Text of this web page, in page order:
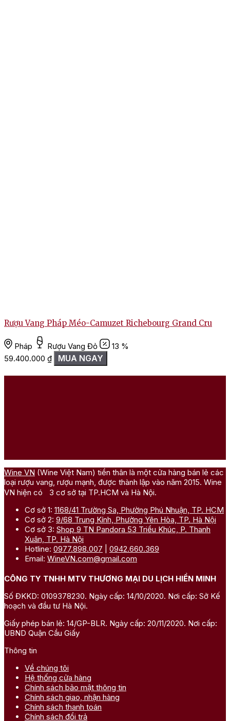
Rượu Vang Pháp Méo-Camuzet Richebourg Grand Cru
Pháp Rượu Vang Đỏ
13 %
59.400.000 ₫ MUA NGAY
Wine VN (Wine Việt Nam) tiền thân là một cửa hàng bán lẻ các
loại rượu vang, rượu mạnh, được thành lập vào năm 2015. Wine
VN hiện có 3 cơ sở tại TP.HCM và Hà Nội.
Cơ sở 1: 1168/41 Trường Sa, Phường Phú Nhuận, TP. HCM
Cơ sở 2: 9/68 Trung Kính, Phường Yên Hòa, TP. Hà Nội
Cơ sở 3: Shop 9 TN Pandora 53 Triều Khúc, P. Thanh
Xuân, TP. Hà Nội
Hotline: 0977.898.007
0942.660.369
Email: WineVN.com@gmail.com
CÔNG TY TNHH MTV THƯƠNG MẠI DU LỊCH HIỀN MINH
Số ĐKKD: 0109378230. Ngày cấp: 14/10/2020. Nơi cấp: Sở Kế
hoạch và đầu tư Hà Nội.
Giấy phép bán lẻ: 14/GP-BLR. Ngày cấp: 20/11/2020. Nơi cấp:
UBND Quận Cầu Giấy
Thông tin
Về chúng tôi
Hệ thống cửa hàng
Chính sách bảo mật thông tin
Chính sách giao, nhận hàng
Chính sách thanh toán
Chính sách đổi trả